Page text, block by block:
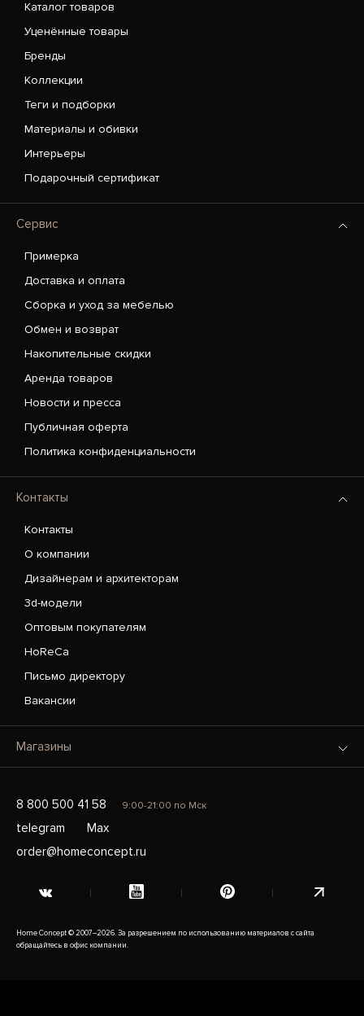
Каталог товаров
Уценённые товары
Бренды
Коллекции
Теги и подборки
Материалы и обивки
Интерьеры
Подарочный сертификат
Сервис
Примерка
Доставка и оплата
Сборка и уход за мебелью
Обмен и возврат
Накопительные скидки
Аренда товаров
Новости и пресса
Публичная оферта
Политика конфиденциальности
Контакты
Контакты
О компании
Дизайнерам и архитекторам
3d-модели
Оптовым покупателям
HoReCa
Письмо директору
Вакансии
Магазины
8 800 500 41 58 9:00-21:00 по Мск
telegram
Max
order@homeconcept.ru
Home Concept © 2007–2026. За разрешением по использованию материалов с сайта
обращайтесь в офис компании.